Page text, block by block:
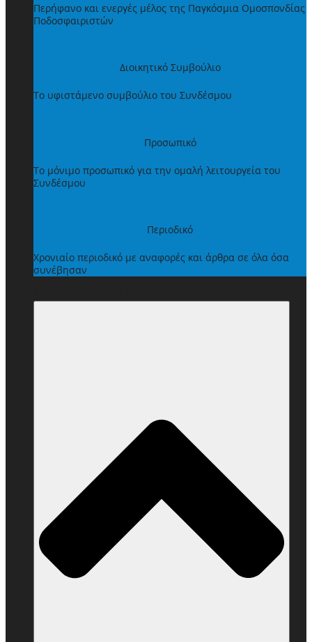
Περήφανο και ενεργές μέλος της Παγκόσμια Ομοσπονδίας
Ποδοσφαιριστών
Διοικητικό Συμβούλιο
Το υφιστάμενο συμβούλιο του Συνδέσμου
Προσωπικό
Το μόνιμο προσωπικό για την ομαλή λειτουργεία του
Συνδέσμου
Περιοδικό
Χρονιαίο περιοδικό με αναφορές και άρθρα σε όλα όσα
συνέβησαν